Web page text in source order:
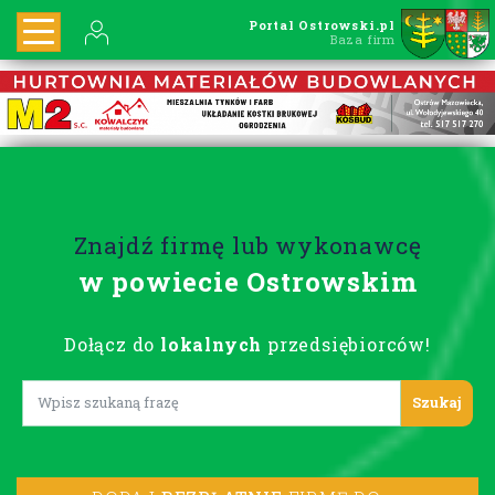
Portal Ostrowski.pl
Baza firm
Znajdź firmę lub wykonawcę
w powiecie Ostrowskim
Dołącz do lokalnych przedsiębiorców!
Lorem ipsum